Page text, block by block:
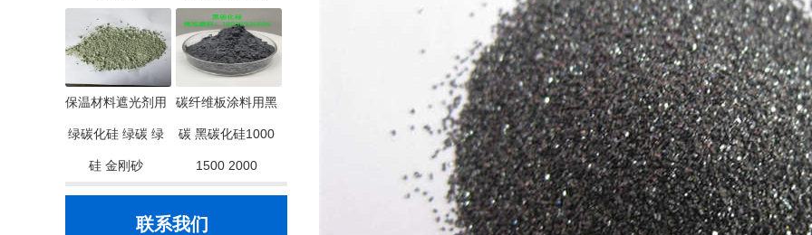
保温材料遮光剂用
绿碳化硅 绿碳 绿
硅 金刚砂
碳纤维板涂料用黑
碳 黑碳化硅1000
1500 2000
联系我们